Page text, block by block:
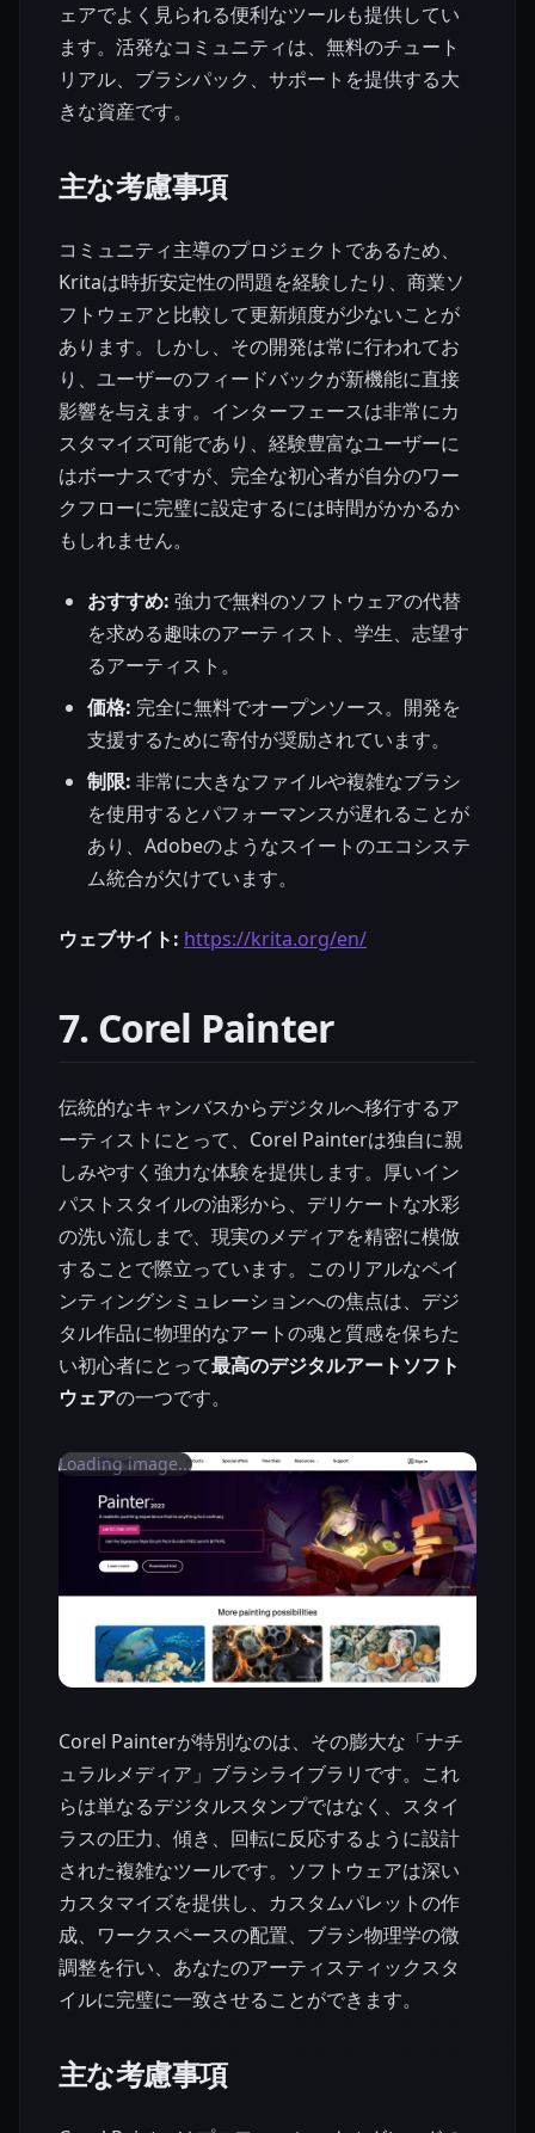
ェアでよく見られる便利なツールも提供してい
ます。活発なコミュニティは、無料のチュート
リアル、ブラシパック、サポートを提供する大
きな資産です。
主な考慮事項
コミュニティ主導のプロジェクトであるため、
Kritaは時折安定性の問題を経験したり、商業ソ
フトウェアと比較して更新頻度が少ないことが
あります。しかし、その開発は常に行われてお
り、ユーザーのフィードバックが新機能に直接
影響を与えます。インターフェースは非常にカ
スタマイズ可能であり、経験豊富なユーザーに
はボーナスですが、完全な初心者が自分のワー
クフローに完璧に設定するには時間がかかるか
もしれません。
おすすめ: 強力で無料のソフトウェアの代替
を求める趣味のアーティスト、学生、志望す
るアーティスト。
価格: 完全に無料でオープンソース。開発を
支援するために寄付が奨励されています。
制限: 非常に大きなファイルや複雑なブラシ
を使用するとパフォーマンスが遅れることが
あり、Adobeのようなスイートのエコシステ
ム統合が欠けています。
ウェブサイト: https://krita.org/en/
7. Corel Painter
伝統的なキャンバスからデジタルへ移行するア
ーティストにとって、Corel Painterは独自に親
しみやすく強力な体験を提供します。厚いイン
パストスタイルの油彩から、デリケートな水彩
の洗い流しまで、現実のメディアを精密に模倣
することで際立っています。このリアルなペイ
ンティングシミュレーションへの焦点は、デジ
タル作品に物理的なアートの魂と質感を保ちた
い初心者にとって最高のデジタルアートソフト
ウェアの一つです。
Loading image...
Corel Painterが特別なのは、その膨大な「ナチ
ュラルメディア」ブラシライブラリです。これ
らは単なるデジタルスタンプではなく、スタイ
ラスの圧力、傾き、回転に反応するように設計
された複雑なツールです。ソフトウェアは深い
カスタマイズを提供し、カスタムパレットの作
成、ワークスペースの配置、ブラシ物理学の微
調整を行い、あなたのアーティスティックスタ
イルに完璧に一致させることができます。
主な考慮事項